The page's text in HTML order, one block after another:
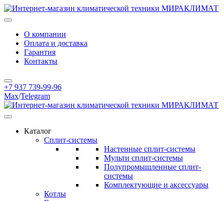
О компании
Оплата и доставка
Гарантия
Контакты
+7 937 739-99-96
Max/Telegram
Каталог
Сплит-системы
Настенные сплит-системы
Мульти сплит-системы
Полупромышленные сплит-
системы
Комплектующие и аксессуары
Котлы